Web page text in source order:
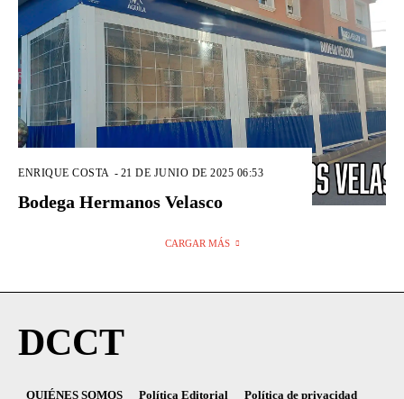
ENRIQUE COSTA - 21 DE JUNIO DE 2025 06:53
Bodega Hermanos Velasco
CARGAR MÁS
DCCT
QUIÉNES SOMOS Política Editorial Política de privacidad